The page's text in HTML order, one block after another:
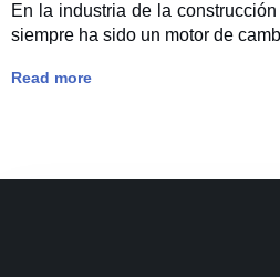
En la industria de la
siempre ha sido un motor de
Read more